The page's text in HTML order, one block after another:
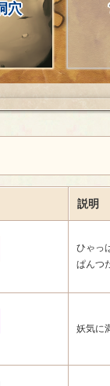
穴
説明
ひゃっ
ぱんつ
妖気に